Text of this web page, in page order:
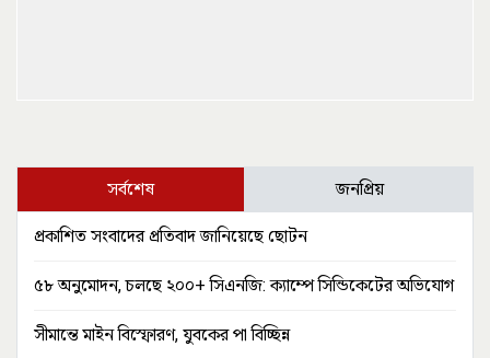
সর্বশেষ জনপ্রিয়
প্রকাশিত সংবাদের প্রতিবাদ জানিয়েছে ছোটন
৫৮ অনুমোদন, চলছে ২০০+ সিএনজি: ক্যাম্পে সিন্ডিকেটের অভিযোগ
সীমান্তে মাইন বিস্ফোরণ, যুবকের পা বিচ্ছিন্ন